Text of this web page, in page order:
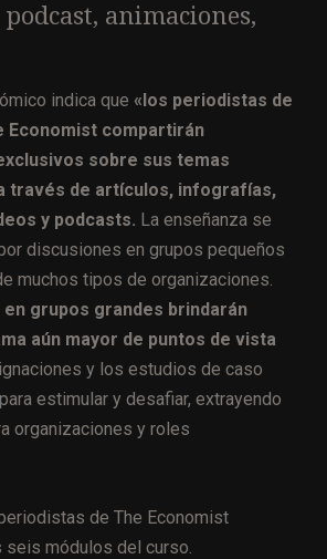
animaciones,
indica que «los periodistas de
Economist compartirán
sobre sus temas
través de artículos, infografías,
y podcasts. La enseñanza se
discusiones en grupos pequeños
muchos tipos de organizaciones.
grupos grandes brindarán
aún mayor de puntos de vista
y los estudios de caso
estimular y desafiar, extrayendo
organizaciones y roles
de The Economist
seis módulos del curso.